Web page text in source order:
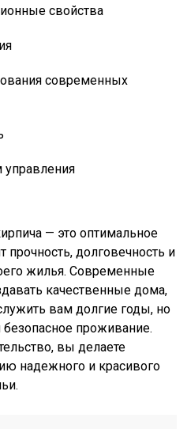
свойства
современных
управления
— это оптимальное
прочность, долговечность и
жилья. Современные
качественные дома,
вам долгие годы, но
проживание.
вы делаете
надежного и красивого